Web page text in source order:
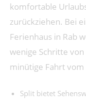
komfortable
zurückziehen. Bei
Ferienhaus in Rab
wenige Schritte
minütige Fahrt
Split bietet